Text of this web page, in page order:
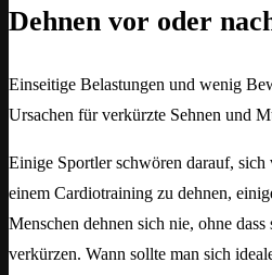
Dehnen vor oder
Einseitige Belastungen und wenig
Ursachen für verkürzte Sehnen und
Einige Sportler schwören darauf,
einem Cardiotraining zu dehnen,
Menschen dehnen sich nie, ohne
verkürzen. Wann sollte man sich